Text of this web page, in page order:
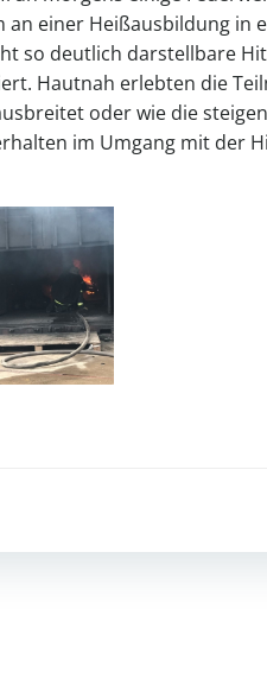
an einer Heißausbildung in
so deutlich darstellbare
Hautnah erlebten die
oder wie die
im Umgang mit der